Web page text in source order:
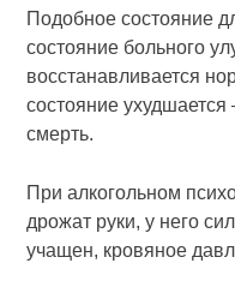
Подобное состояние
состояние больного
восстанавливается
состояние
смерть.
При алкогольном
дрожат руки, у него
учащен, кровяное